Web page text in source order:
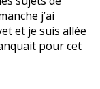
j’ai
et je suis allée
pour cet